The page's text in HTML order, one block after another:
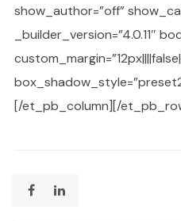
show_author=”off”
_builder_version=”4.0.11″
[/et_pb_column][/